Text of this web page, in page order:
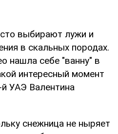
выбирают лужи и
в скальных породах.
нашла себе "ванну" в
интересный момент
УАЭ Валентина
снежница не ныряет